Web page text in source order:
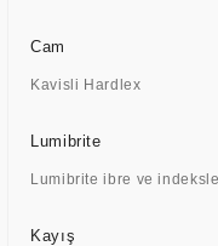
Cam
Kavisli Hardlex
Lumibrite
Lumibrite ibre ve
Kayış